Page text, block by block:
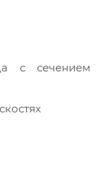
с сечением